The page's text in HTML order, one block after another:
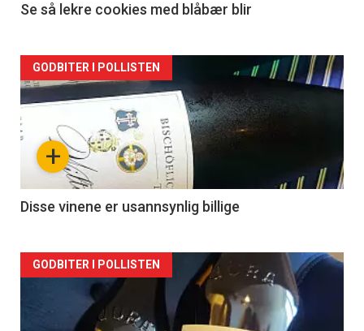
Se så lekre cookies med blåbær blir
Forsiden
akkurat
nå
2
+
GODBITER I POLLISTEN
Disse vinene er usannsynlig billige
Forsiden
akkurat
GODBITER I POLLISTEN